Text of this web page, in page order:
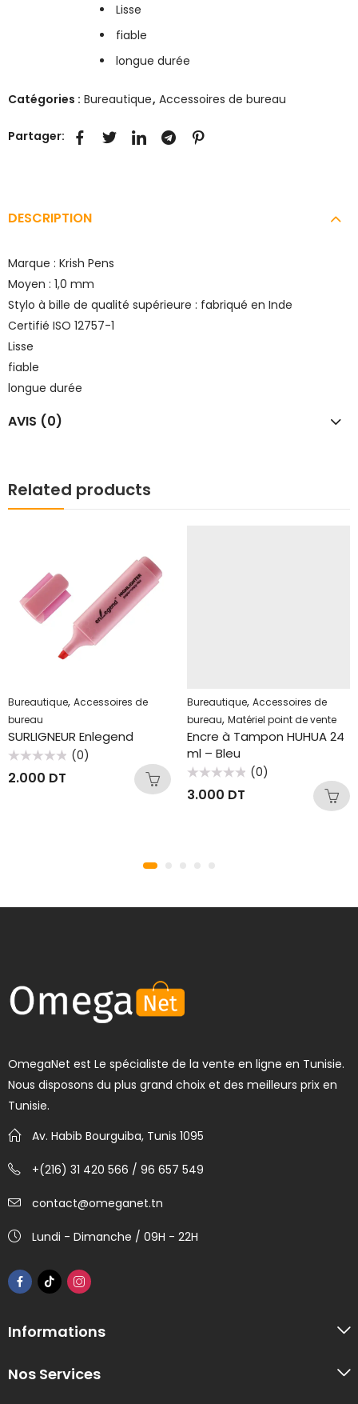
Lisse
fiable
longue durée
Catégories : Bureautique, Accessoires de bureau
Partager:
DESCRIPTION
Marque : Krish Pens
Moyen : 1,0 mm
Stylo à bille de qualité supérieure : fabriqué en Inde
Certifié ISO 12757-1
Lisse
fiable
longue durée
AVIS (0)
Related products
Bureautique, Accessoires de
bureau
SURLIGNEUR Enlegend
0
(0)
2.000 DT
Bureautique, Accessoires de
bureau, Matériel point de vente
Encre à Tampon HUHUA 24
ml – Bleu
0
(0)
3.000 DT
OmegaNet est Le spécialiste de la vente en ligne en Tunisie.
Nous disposons du plus grand choix et des meilleurs prix en
Tunisie.
Av. Habib Bourguiba, Tunis 1095
+(216) 31 420 566 / 96 657 549
contact@omeganet.tn
Lundi - Dimanche / 09H - 22H
Informations
Nos Services